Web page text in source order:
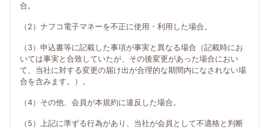
合。
（2）ナフコ電子マネーを不正に使用・利用した場合。
（3）申込書等に記載した事項が事実と異なる場合（記載時にお
いては事実と合致していたが、その後変更があった場合におい
て、当社に対する変更の届け出が合理的な期間内になされない場
合を含みます。）。
（4）その他、会員が本規約に違反した場合。
（5）上記に準ずる行為があり、当社が会員として不適格と判断